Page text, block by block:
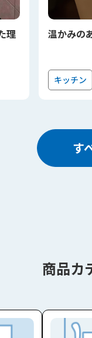
理
温かみの
キッチン
す
商品カ